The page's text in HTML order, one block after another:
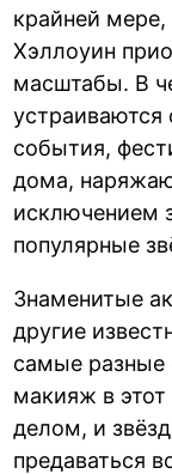
крайней
Хэллоуин
масштабы. В
события,
дома,
исключением
популярные
Знаменитые
другие
самые
макияж в
делом, и
предаваться